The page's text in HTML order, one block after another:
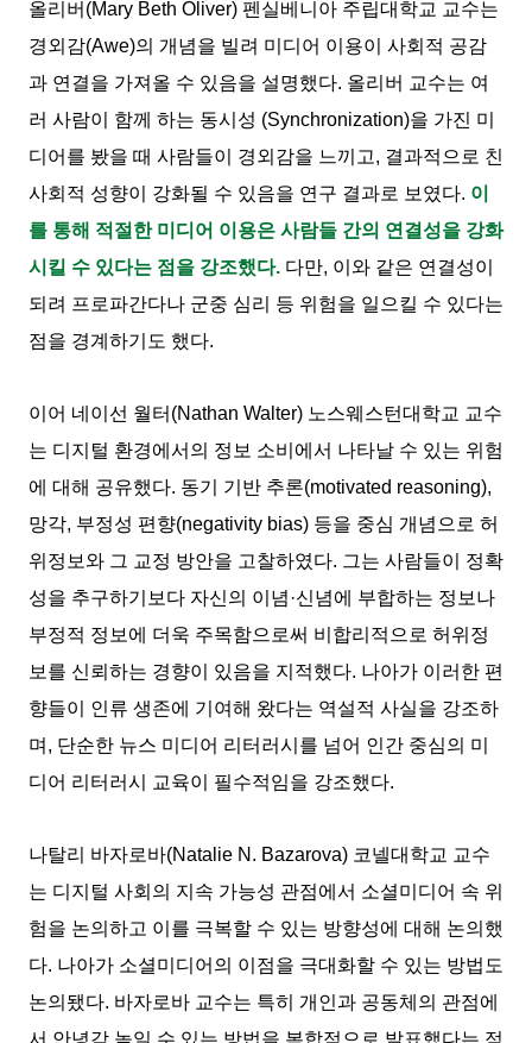
올리버(Mary Beth Oliver) 펜실베니아 주립대학교 교수는
경외감(Awe)의 개념을 빌려 미디어 이용이 사회적 공감
과 연결을 가져올 수 있음을 설명했다. 올리버 교수는 여
러 사람이 함께 하는 동시성 (Synchronization)을 가진 미
디어를 봤을 때 사람들이 경외감을 느끼고, 결과적으로 친
사회적 성향이 강화될 수 있음을 연구 결과로 보였다. 이
를 통해 적절한 미디어 이용은 사람들 간의 연결성을 강화
시킬 수 있다는 점을 강조했다. 다만, 이와 같은 연결성이
되려 프로파간다나 군중 심리 등 위험을 일으킬 수 있다는
점을 경계하기도 했다.
이어 네이선 월터(Nathan Walter) 노스웨스턴대학교 교수
는 디지털 환경에서의 정보 소비에서 나타날 수 있는 위험
에 대해 공유했다. 동기 기반 추론(motivated reasoning),
망각, 부정성 편향(negativity bias) 등을 중심 개념으로 허
위정보와 그 교정 방안을 고찰하였다. 그는 사람들이 정확
성을 추구하기보다 자신의 이념·신념에 부합하는 정보나
부정적 정보에 더욱 주목함으로써 비합리적으로 허위정
보를 신뢰하는 경향이 있음을 지적했다. 나아가 이러한 편
향들이 인류 생존에 기여해 왔다는 역설적 사실을 강조하
며, 단순한 뉴스 미디어 리터러시를 넘어 인간 중심의 미
디어 리터러시 교육이 필수적임을 강조했다.
나탈리 바자로바(Natalie N. Bazarova) 코넬대학교 교수
는 디지털 사회의 지속 가능성 관점에서 소셜미디어 속 위
험을 논의하고 이를 극복할 수 있는 방향성에 대해 논의했
다. 나아가 소셜미디어의 이점을 극대화할 수 있는 방법도
논의됐다. 바자로바 교수는 특히 개인과 공동체의 관점에
서 안녕감 높일 수 있는 방법을 복합적으로 발표했다는 점